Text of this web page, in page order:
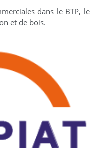
dans le BTP, le
et de bois.